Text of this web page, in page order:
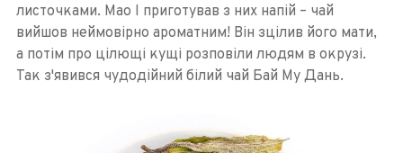
листочками. Мао І приготував з них напій – чай ​​
вийшов неймовірно ароматним! Він зцілив його мати,
а потім про цілющі кущі розповіли людям в окрузі.
Так з'явився чудодійний білий чай Бай Му Дань.